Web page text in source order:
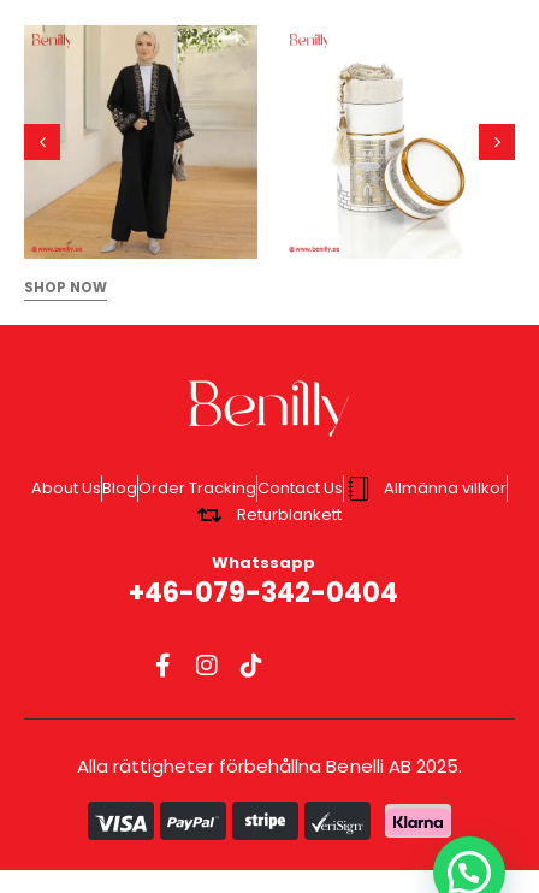
SHOP NOW
About UsBlogOrder TrackingContact Us
Allmänna villkor
Returblankett
Whatssapp
+46-079-342-0404
Alla rättigheter förbehållna Benelli AB 2025.